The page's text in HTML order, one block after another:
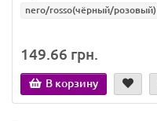
nero/rosso(чёрный/розовый)
149.66 грн.
В корзину